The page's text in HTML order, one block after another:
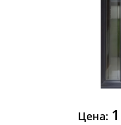
Цена: